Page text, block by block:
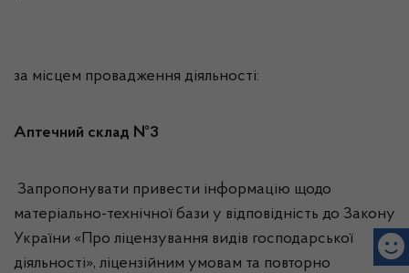
за місцем провадження діяльності:
Аптечний склад №3
Запропонувати привести інформацію щодо
матеріально-технічної бази у відповідність до Закону
України «Про ліцензування видів господарської
діяльності», ліцензійним умовам та повторно